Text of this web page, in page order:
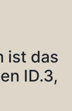
ist das
ID.3,